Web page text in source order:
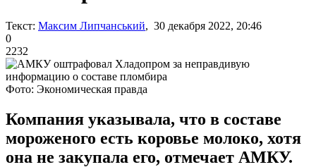
Текст: Максим Липчанський, 30 декабря 2022, 20:46
0
2232
Фото: Экономическая правда
Компания указывала, что в составе
мороженого есть коровье молоко, хотя
она не закупала его, отмечает АМКУ.